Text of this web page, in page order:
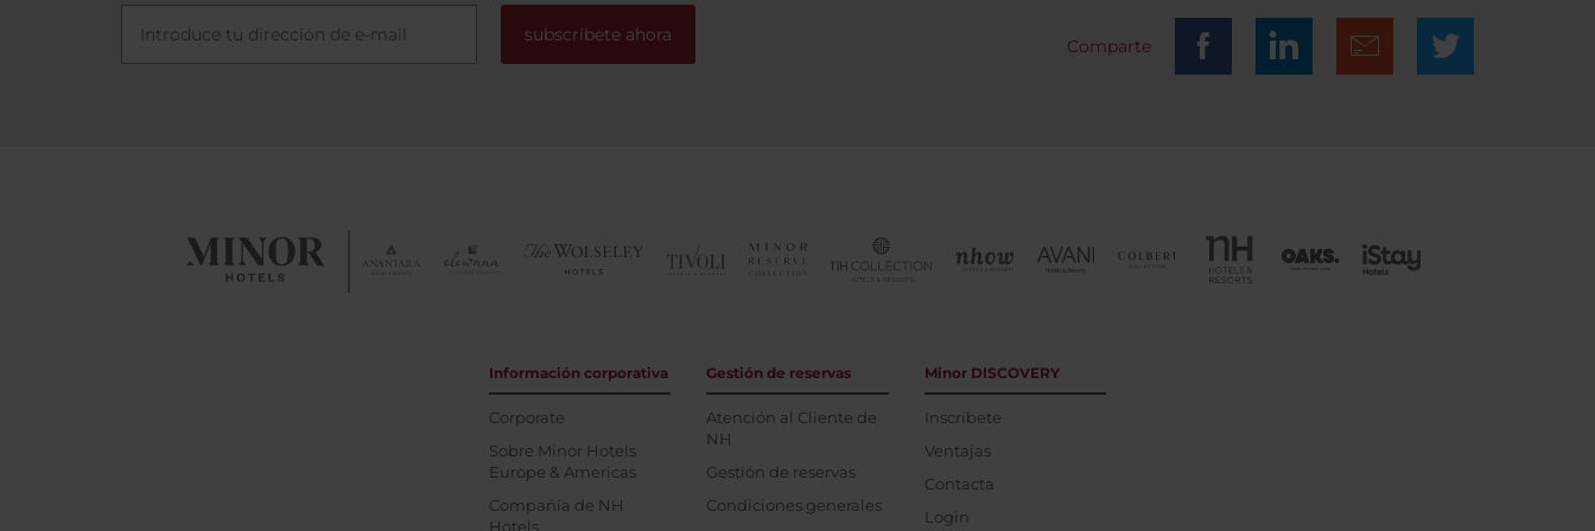
subscríbete ahora
Comparte
Información corporativa
Corporate
Sobre Minor Hotels
Europe & Americas
Compañía de NH
Hotels
Gestión de reservas
Atención al Cliente de
NH
Gestión de reservas
Condiciones generales
Minor DISCOVERY
Inscríbete
Ventajas
Contacta
Login